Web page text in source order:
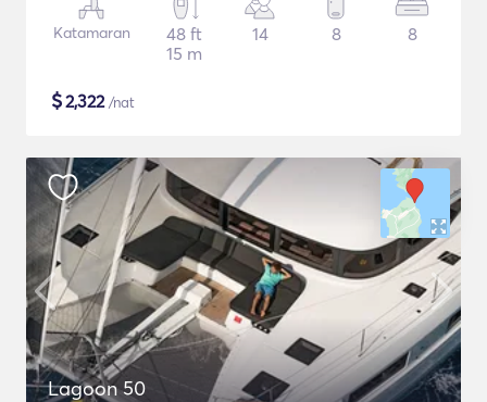
Katamaran
48 ft
15 m
14 8 8
$2,322/nat
Lagoon 50